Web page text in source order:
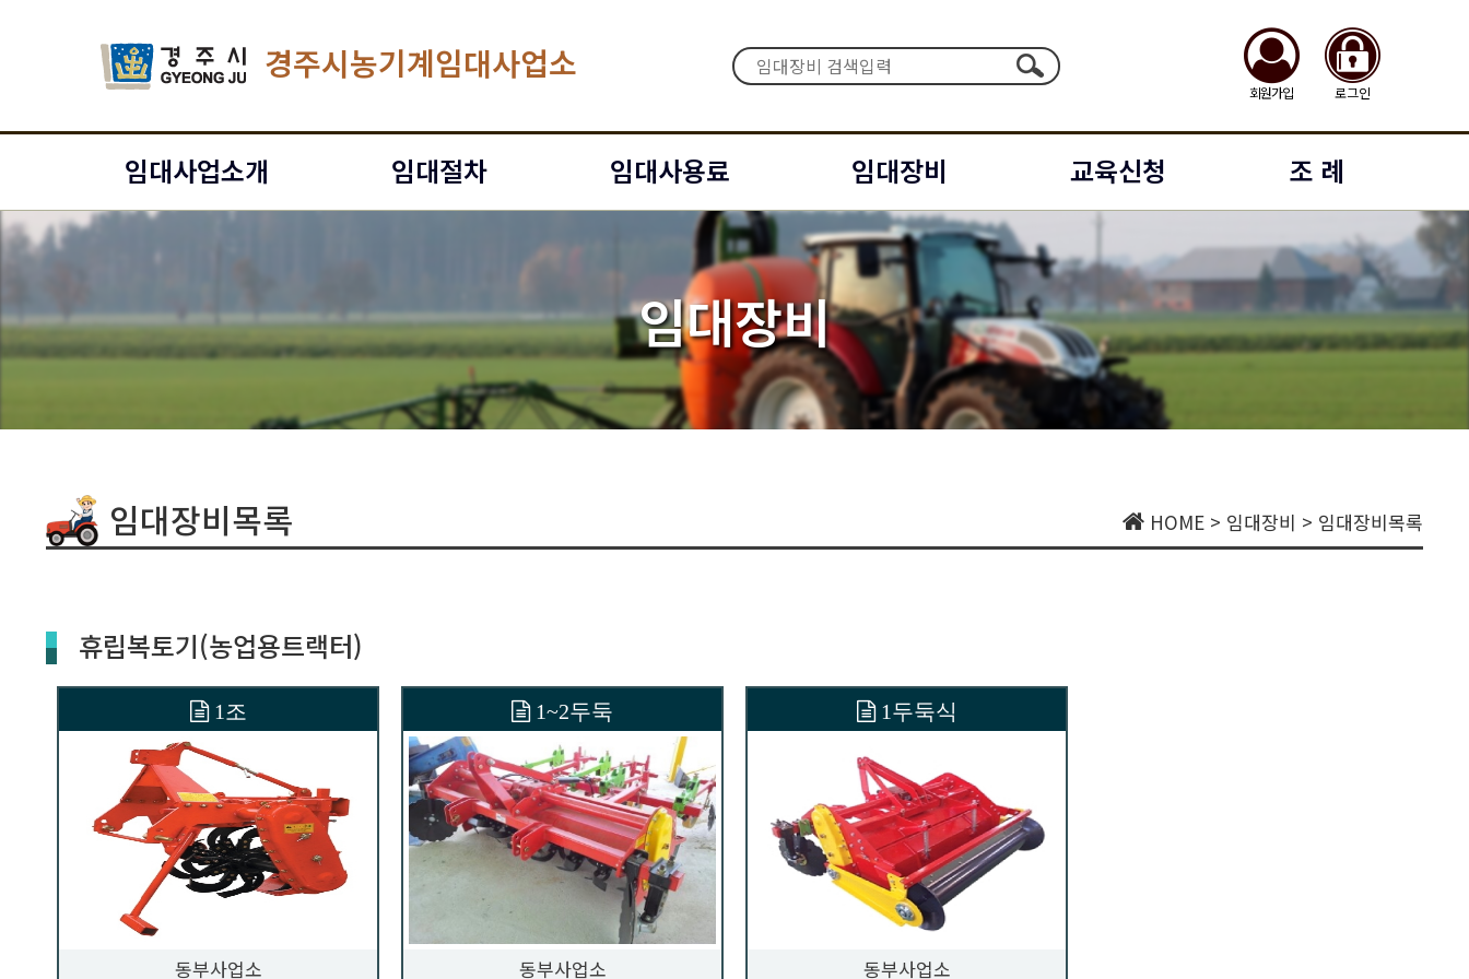
경주시농기계임대사업소
회원가입 로그인
임대사업소개 임대절차 임대사용료 임대장비 교육신청 조 례
임대장비
임대장비목록 HOME > 임대장비 > 임대장비목록
휴립복토기(농업용트랙터)
1조
동부사업소
1~2두둑
동부사업소
1두둑식
동부사업소